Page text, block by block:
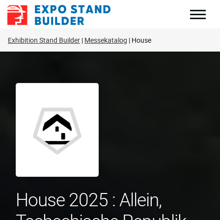
Zum
Inhalt
Exhibition Stand Builder Messekatalog House
House 2025 : Allein,